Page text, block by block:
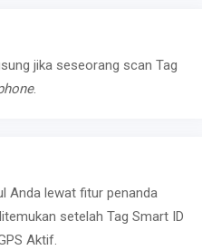
jika seseorang scan Tag
.
Anda lewat fitur penanda
setelah Tag Smart ID
Aktif.